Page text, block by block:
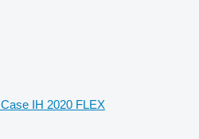
Case IH 2020 FLEX